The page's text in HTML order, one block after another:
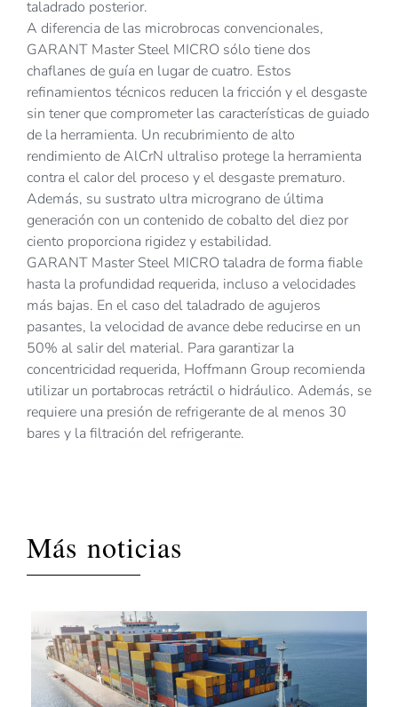
taladrado posterior.
A diferencia de las microbrocas convencionales,
GARANT Master Steel MICRO sólo tiene dos
chaflanes de guía en lugar de cuatro. Estos
refinamientos técnicos reducen la fricción y el desgaste
sin tener que comprometer las características de guiado
de la herramienta. Un recubrimiento de alto
rendimiento de AlCrN ultraliso protege la herramienta
contra el calor del proceso y el desgaste prematuro.
Además, su sustrato ultra micrograno de última
generación con un contenido de cobalto del diez por
ciento proporciona rigidez y estabilidad.
GARANT Master Steel MICRO taladra de forma fiable
hasta la profundidad requerida, incluso a velocidades
más bajas. En el caso del taladrado de agujeros
pasantes, la velocidad de avance debe reducirse en un
50% al salir del material. Para garantizar la
concentricidad requerida, Hoffmann Group recomienda
utilizar un portabrocas retráctil o hidráulico. Además, se
requiere una presión de refrigerante de al menos 30
bares y la filtración del refrigerante.
Más noticias